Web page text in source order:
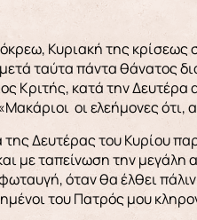
Κυριακή της
ταύτα πάντα θάνατος
Κριτής, κατά την
οι ελεήμονες ότι,
της Δευτέρας του Κυρίου
με ταπείνωση την
όταν θα έλθει
του Πατρός μου